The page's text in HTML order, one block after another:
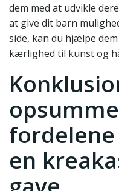
dem med at udvikle
at give dit barn
side, kan du hjælpe
kærlighed til kunst og
en